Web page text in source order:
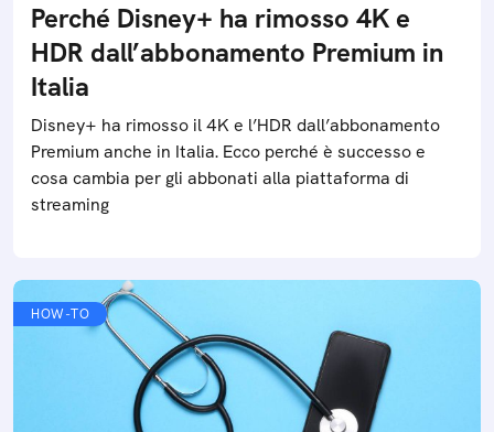
Perché Disney+ ha rimosso 4K e
HDR dall’abbonamento Premium in
Italia
Disney+ ha rimosso il 4K e l’HDR dall’abbonamento
Premium anche in Italia. Ecco perché è successo e
cosa cambia per gli abbonati alla piattaforma di
streaming
HOW-TO